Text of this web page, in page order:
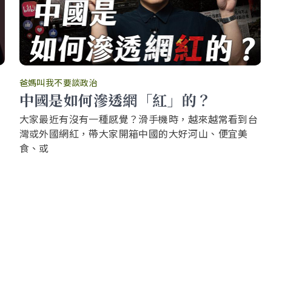
爸媽叫我不要談政治
中國是如何滲透網「紅」的？
大家最近有沒有一種感覺？滑手機時，越來越常看到台
灣或外國網紅，帶大家開箱中國的大好河山、便宜美
食、或